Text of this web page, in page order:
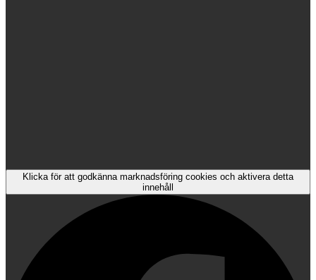
Klicka för att godkänna marknadsföring cookies och aktivera detta
innehåll